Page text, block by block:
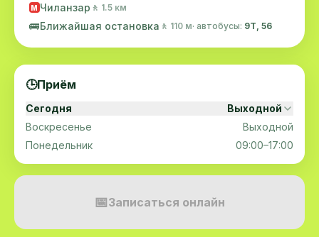
M Чиланзар 🚶 1.5 км
🚌Ближайшая остановка 🚶 110 м· автобусы: 9Т, 56
🕒Приём
Сегодня
Выходной
Воскресенье
Выходной
Понедельник
09:00–17:00
📅Записаться онлайн